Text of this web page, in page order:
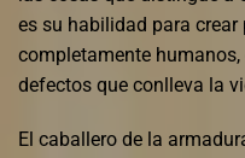
es su habilidad para crear
completamente
defectos que conlleva la
El caballero de la